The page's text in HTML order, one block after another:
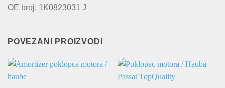
OE broj: 1K0823031 J
POVEZANI PROIZVODI